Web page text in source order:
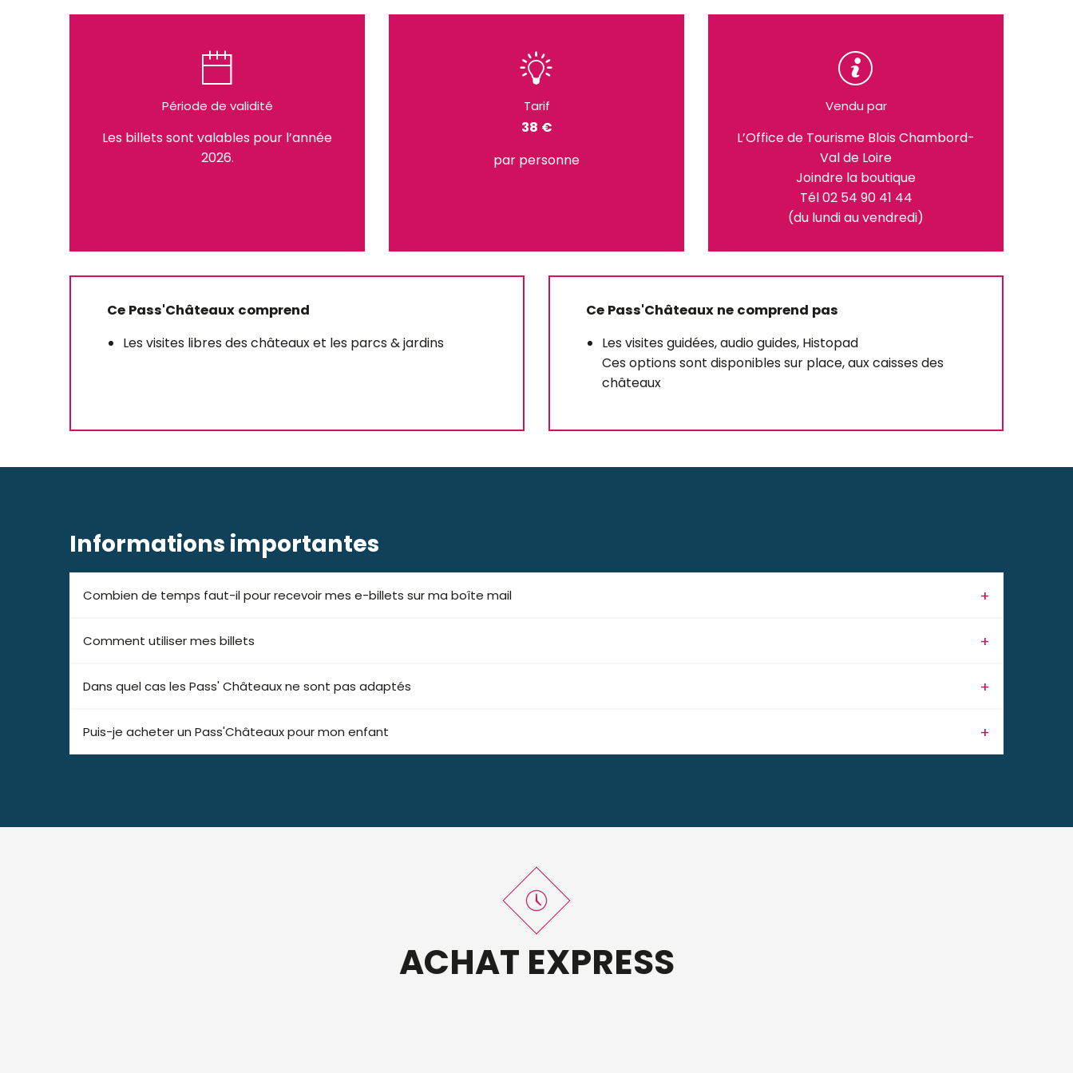
Période de validité
Les billets sont valables pour l’année
2026.
Tarif
38 €
par personne
Vendu par
L’Office de Tourisme Blois Chambord-
Val de Loire
Joindre la boutique
Tél 02 54 90 41 44
(du lundi au vendredi)
Ce Pass'Châteaux comprend
Les visites libres des châteaux et les parcs & jardins
Ce Pass'Châteaux ne comprend pas
Les visites guidées, audio guides, Histopad
Ces options sont disponibles sur place, aux caisses des
châteaux
Informations importantes
Combien de temps faut-il pour recevoir mes e-billets sur ma boîte mail
Comment utiliser mes billets
Dans quel cas les Pass' Châteaux ne sont pas adaptés
Puis-je acheter un Pass'Châteaux pour mon enfant
ACHAT EXPRESS